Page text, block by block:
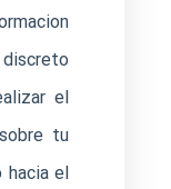
el
tu
hacia el